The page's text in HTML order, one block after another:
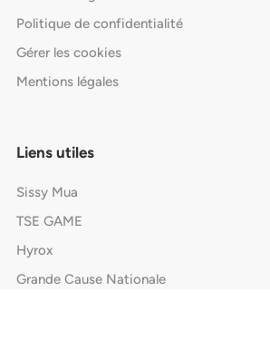
Politique de confidentialité
Gérer les cookies
Mentions légales
Liens utiles
Sissy Mua
TSE GAME
Hyrox
Grande Cause Nationale